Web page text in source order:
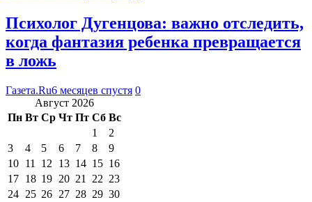
Психолог Дугенцова: важно отследить,
когда фантазия ребенка превращается
в ложь
Газета.Ru6 месяцев спустя 0
Август 2026
Пн Вт Ср Чт Пт Сб Вс
1
2
3
4 5 6 7 8
9
10 11 12 13 14 15 16
17 18 19 20 21 22 23
24 25 26 27 28 29 30